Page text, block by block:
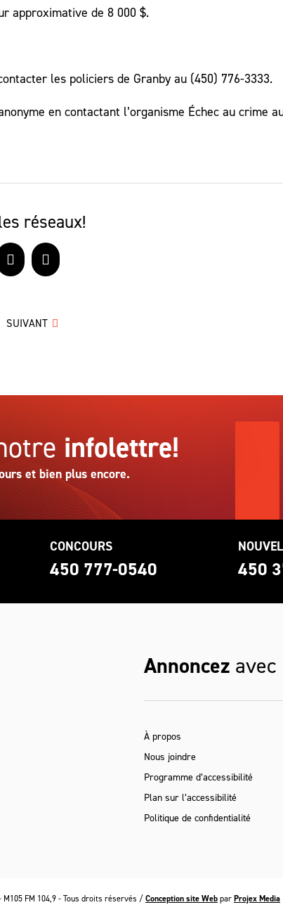
approximative de 8 000 $.
les policiers de Granby au (450) 776-3333.
en contactant l’organisme Échec au crime
réseaux!
LinkedInCourriel
SUIVANT
infolettre!
et bien plus encore.
CONCOURS
450 777-0540 450
Annoncez avec
À propos
Nous joindre
Programme d’accessibilité
Plan sur l’accessibilité
Politique de confidentialité
FM 104,9 - Tous droits réservés /Conception site WebparProjex Media